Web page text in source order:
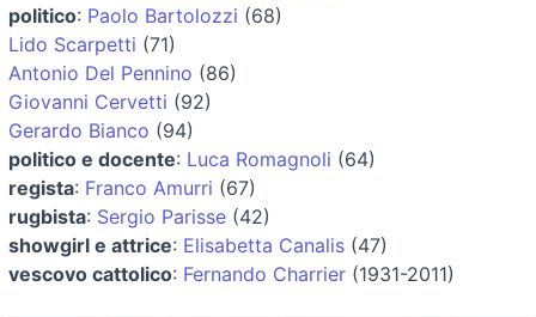
politico: Paolo Bartolozzi (68)
Lido Scarpetti (71)
Antonio Del Pennino (86)
Giovanni Cervetti (92)
Gerardo Bianco (94)
politico e docente: Luca Romagnoli (64)
regista: Franco Amurri (67)
rugbista: Sergio Parisse (42)
showgirl e attrice: Elisabetta Canalis (47)
vescovo cattolico: Fernando Charrier (1931-2011)